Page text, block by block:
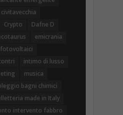
civitavecchia
Crypto
Dafne D
emicrania
intimo di lusso
musica
bagni chimici
made in Italy
intervento fabbro